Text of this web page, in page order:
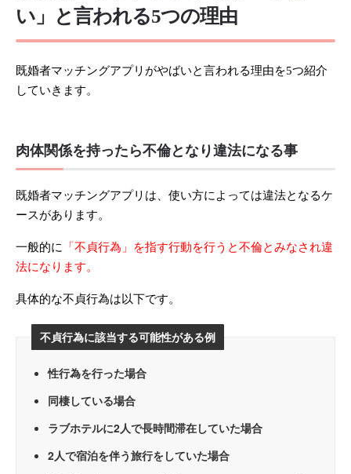
い」と言われる5つの理由
既婚者マッチングアプリがやばいと言われる理由を5つ紹介
していきます。
肉体関係を持ったら不倫となり違法になる事
既婚者マッチングアプリは、使い方によっては違法となるケ
ースがあります。
一般的に
「不貞行為」を指す行動を行うと不倫とみなされ違
法になります。
具体的な不貞行為は以下です。
不貞行為に該当する可能性がある例
性行為を行った場合
同棲している場合
ラブホテルに2人で長時間滞在していた場合
2人で宿泊を伴う旅行をしていた場合